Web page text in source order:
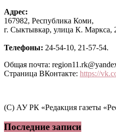
Адрес:
167982, Республика Коми,
г. Сыктывкар, улица К. Маркса,
Телефоны: 24-54-10, 21-57-54.
Общая почта:
Страница ВКонтакте: https://
(C) АУ РК «Редакция газеты
Последние записи